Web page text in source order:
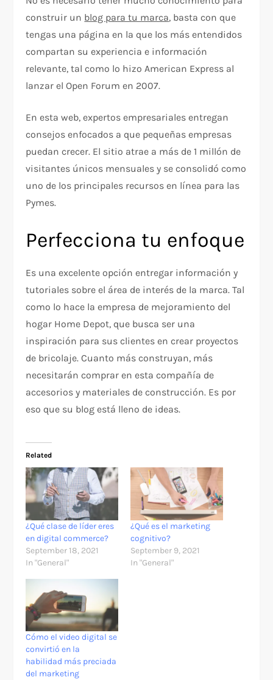
construir un blog para tu marca, basta con que
tengas una página en la que los más entendidos
compartan su experiencia e información
relevante, tal como lo hizo American Express al
lanzar el Open Forum en 2007.
En esta web, expertos empresariales entregan
consejos enfocados a que pequeñas empresas
puedan crecer. El sitio atrae a más de 1 millón de
visitantes únicos mensuales y se consolidó como
uno de los principales recursos en línea para las
Pymes.
Perfecciona tu enfoque
Es una excelente opción entregar información y
tutoriales sobre el área de interés de la marca. Tal
como lo hace la empresa de mejoramiento del
hogar Home Depot, que busca ser una
inspiración para sus clientes en crear proyectos
de bricolaje. Cuanto más construyan, más
necesitarán comprar en esta compañía de
accesorios y materiales de construcción. Es por
eso que su blog está lleno de ideas.
Related
​¿Qué clase de líder eres
en digital commerce?
September 18, 2021
In "General"
¿Qué es el marketing
cognitivo?
September 9, 2021
In "General"
Cómo el video digital se
convirtió en la
habilidad más preciada
del marketing